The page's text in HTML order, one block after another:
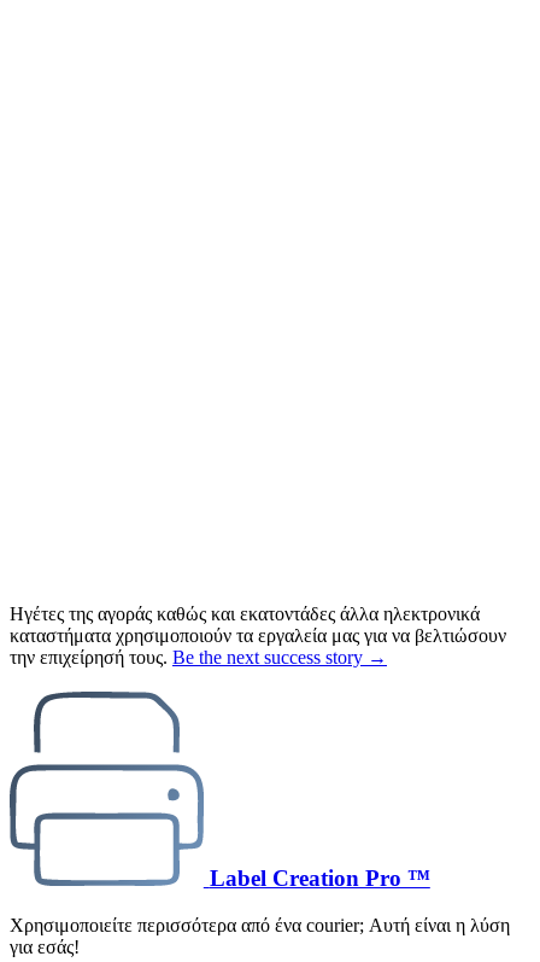
Ηγέτες της αγοράς καθώς και εκατοντάδες άλλα ηλεκτρονικά
καταστήματα χρησιμοποιούν τα εργαλεία μας για να βελτιώσουν
την επιχείρησή τους. Be the next success story →
Label Creation Pro ™
Χρησιμοποιείτε περισσότερα από ένα courier; Αυτή είναι η λύση
για εσάς!